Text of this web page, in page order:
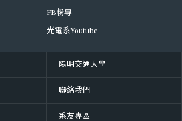
FB粉專
光電系Youtube
陽明交通大學
聯絡我們
系友專區